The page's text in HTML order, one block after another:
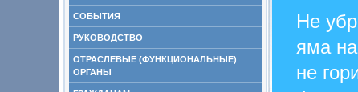
СОБЫТИЯ
РУКОВОДСТВО
ОТРАСЛЕВЫЕ (ФУНКЦИОНАЛЬНЫЕ)
ОРГАНЫ
Не
яма
не